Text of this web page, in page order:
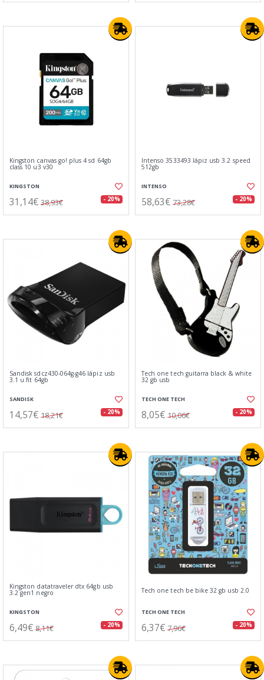
Kingston canvas go! plus 4 sd 64gb
class 10 u3 v30
KINGSTON
31,14€ 38,93€ - 20%
Intenso 3533493 lápiz usb 3.2 speed
512gb
INTENSO
58,63€ 73,28€ - 20%
Sandisk sdcz430-064g-g46 lápiz usb
3.1 u.fit 64gb
SANDISK
14,57€ 18,21€ - 20%
Tech one tech guitarra black & white
32 gb usb
TECH ONE TECH
8,05€ 10,06€ - 20%
Kingston datatraveler dtx 64gb usb
3.2 gen1 negro
KINGSTON
6,49€ 8,11€ - 20%
Tech one tech be bike 32 gb usb 2.0
TECH ONE TECH
6,37€ 7,96€ - 20%